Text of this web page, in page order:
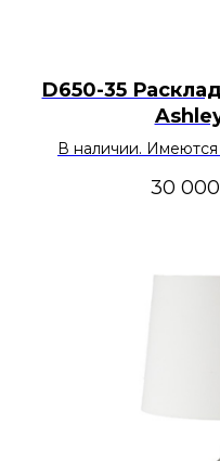
D650-35
В наличии. Имеются
30 000